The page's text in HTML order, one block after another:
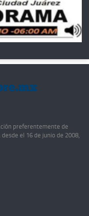
preferentemente de
el 16 de junio de 2008,